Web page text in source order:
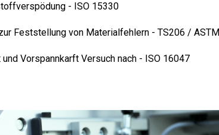
- ISO 15330
Feststellung von Materialfehlern - TS206 /
und Vorspannkarft Versuch nach - ISO 16047